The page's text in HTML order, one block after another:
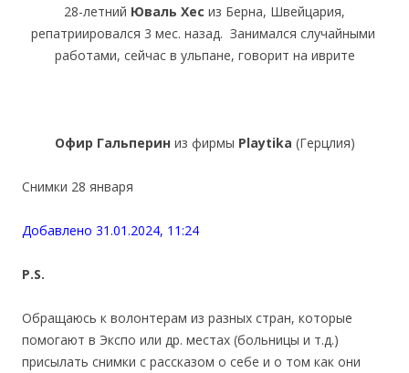
28-летний Юваль Хес из Берна, Швейцария,
репатриировался 3 мес. назад. Занимался случайными
работами, сейчас в ульпане, говорит на иврите
Офир Гальпериниз фирмы Playtika (Герцлия)
Снимки 28 января
Добавлено 31.01.2024, 11:24
P.S.
Обращаюсь к волонтерам из разных стран, которые
помогают в Экспо или др. местах (больницы и т.д.)
присылать снимки с рассказом о себе и о том как они